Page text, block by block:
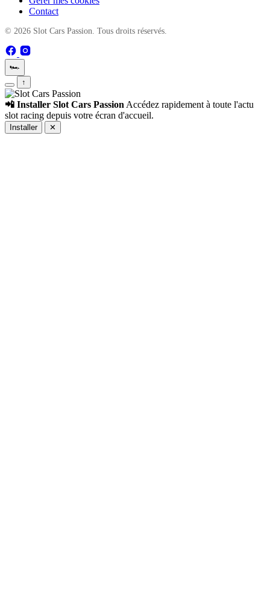
Contact
© 2026 Slot Cars Passion. Tous droits réservés.
🏎️
↑
📲 Installer Slot Cars Passion Accédez rapidement à toute l'actu
slot racing depuis votre écran d'accueil.
Installer ✕